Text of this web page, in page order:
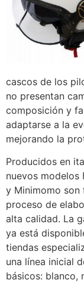
cascos de los
no presentan
composición y
adaptarse a la
mejorando la
Producidos en
nuevos modelos
y Minimomo son
proceso de
alta calidad. La
ya está
tiendas
una línea inicial
básicos: blanco,